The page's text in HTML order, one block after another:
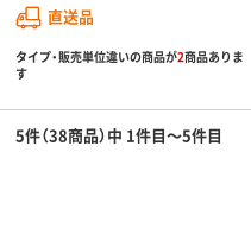
直送品
タイプ・販売単位違いの商品が2商品ありま
す
5件（38商品）中 1件目～5件目